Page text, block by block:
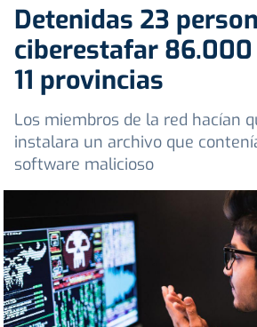
Detenidas 23
ciberestafar 86.000
11 provincias
Los miembros de la red hacían
instalara un archivo que
software malicioso